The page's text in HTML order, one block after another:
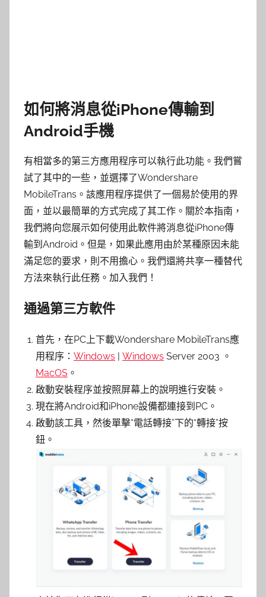
如何將消息從iPhone傳輸到
Android手機
有相當多的第三方應用程序可以執行此功能。我們嘗
試了其中的一些，並選擇了Wondershare
MobileTrans。該應用程序提供了一個易於使用的界
面，並以最簡單的方式完成了其工作。關於本指南，
我們將向您展示如何使用此軟件將消息從iPhone傳
輸到Android。但是，如果此應用由於某種原因未能
滿足您的要求，則不用擔心。我們還將共享一​​種替代
方法來執行此任務。加入我們！
通過第三方軟件
首先，在PC上下載Wondershare MobileTrans應
用程序： Windows | Windows Server 2003 。
MacOS 。
啟動安裝程序並按照屏幕上的說明進行安裝。
現在將Android和iPhone設備都連接到PC。
啟動該工具，然後單擊“電話轉接”下的“轉接”按
鈕。